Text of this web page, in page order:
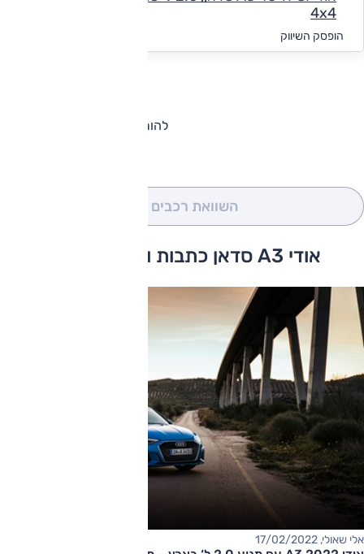
4x4
הופסק השיווק
להורדת קטלוג אודי A3 סדאן
השוואת רכבים
אודי A3 סדאן כתבות ומבחני דרכים
אלי שאולי, 17/02/2022